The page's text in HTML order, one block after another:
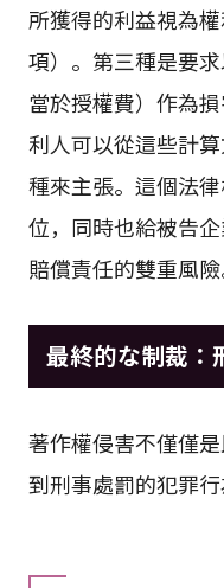
所獲得的利益視為
項）。第三種是要
當於授權費）作為
利人可以從這些計
種來主張。這個法
位，同時也給被告
賠償責任的雙重風險
最終的な制裁：
著作權侵害不僅僅
到刑事處罰的犯罪行